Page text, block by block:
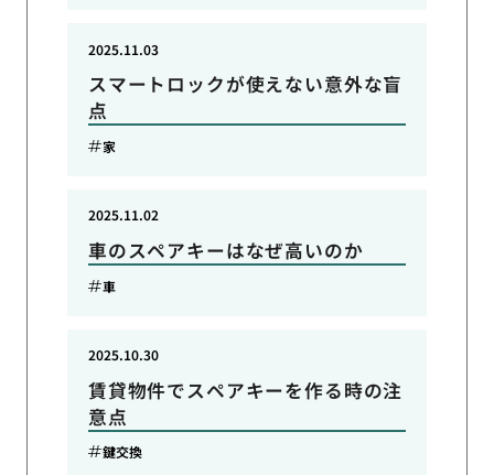
スマートロックが使えない意外な盲
点
2025.11.03
家
車のスペアキーはなぜ高いのか
2025.11.02
車
賃貸物件でスペアキーを作る時の注
意点
2025.10.30
鍵交換